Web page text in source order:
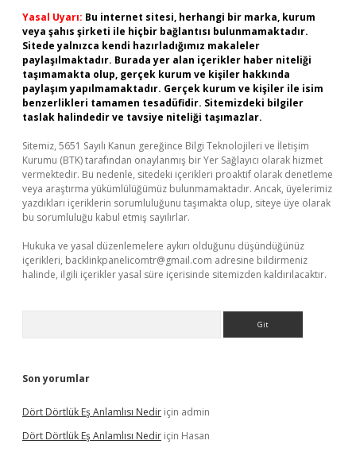
Yasal Uyarı: Bu internet sitesi, herhangi bir marka, kurum
veya şahıs şirketi ile hiçbir bağlantısı bulunmamaktadır.
Sitede yalnızca kendi hazırladığımız makaleler
paylaşılmaktadır. Burada yer alan içerikler haber niteliği
taşımamakta olup, gerçek kurum ve kişiler hakkında
paylaşım yapılmamaktadır. Gerçek kurum ve kişiler ile isim
benzerlikleri tamamen tesadüfidir. Sitemizdeki bilgiler
taslak halindedir ve tavsiye niteliği taşımazlar.
Sitemiz, 5651 Sayılı Kanun gereğince Bilgi Teknolojileri ve İletişim
Kurumu (BTK) tarafından onaylanmış bir Yer Sağlayıcı olarak hizmet
vermektedir. Bu nedenle, sitedeki içerikleri proaktif olarak denetleme
veya araştırma yükümlülüğümüz bulunmamaktadır. Ancak, üyelerimiz
yazdıkları içeriklerin sorumluluğunu taşımakta olup, siteye üye olarak
bu sorumluluğu kabul etmiş sayılırlar.
Hukuka ve yasal düzenlemelere aykırı olduğunu düşündüğünüz
içerikleri, backlinkpanelicomtr@gmail.com adresine bildirmeniz
halinde, ilgili içerikler yasal süre içerisinde sitemizden kaldırılacaktır.
Son yorumlar
Dört Dörtlük Eş Anlamlısı Nedir için admin
Dört Dörtlük Eş Anlamlısı Nedir için Hasan